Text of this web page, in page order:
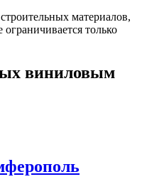
материалов,
только
виниловым